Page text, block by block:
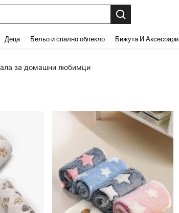
Деца Бельо и спално облекло Бижута И Аксесоари
за домашни любимци